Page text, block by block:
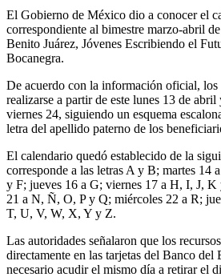
El Gobierno de México dio a conocer el
correspondiente al bimestre marzo-abril
Benito Juárez, Jóvenes Escribiendo el
Bocanegra.
De acuerdo con la información oficial, los
realizarse a partir de este lunes 13 de abril
viernes 24, siguiendo un esquema
letra del apellido paterno de los
El calendario quedó establecido de la
corresponde a las letras A y B; martes 14
y F; jueves 16 a G; viernes 17 a H, I, J,
21 a N, Ñ, O, P y Q; miércoles 22 a R;
T, U, V, W, X, Y y Z.
Las autoridades señalaron que los
directamente en las tarjetas del Banco del
necesario acudir el mismo día a retirar el